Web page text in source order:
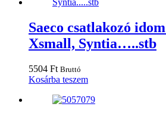
Saeco csatlakozó
Xsmall, Syntia…..stb
5504 Ft Bruttó
Kosárba teszem